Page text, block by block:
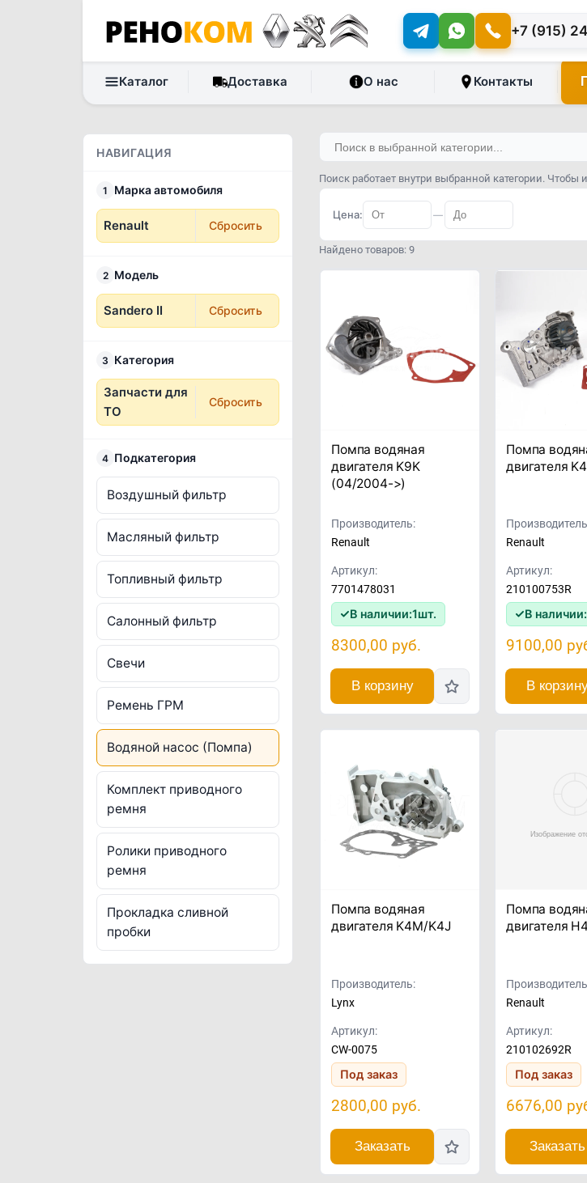
+7 (915)
Каталог Доставка О нас Контакты
НАВИГАЦИЯ
1 Марка автомобиля
Renault Сбросить
2 Модель
Sandero II Сбросить
3 Категория
Запчасти для
ТО
Сбросить
4 Подкатегория
Воздушный фильтр
Масляный фильтр
Топливный фильтр
Салонный фильтр
Свечи
Ремень ГРМ
Водяной насос (Помпа)
Комплект приводного
ремня
Ролики приводного
ремня
Прокладка сливной
пробки
Поиск работает внутри выбранной категории. Чтобы
Цена: —
Найдено товаров: 9
Помпа водяная
двигателя K9K
(04/2004->)
Производитель:
Renault
Артикул:
7701478031
В наличии:1шт.
8300,00 руб.
В корзину
Помпа
двигателя
Renault
Артикул:
210100753R
В наличии:
9100,00
В
Помпа водяная
двигателя K4M/K4J
Производитель:
Lynx
Артикул:
CW-0075
Под заказ
2800,00 руб.
Заказать
Помпа
двигателя
Renault
Артикул:
210102692R
Под заказ
6676,00
Заказать